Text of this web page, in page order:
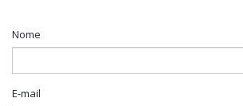
Nome
E-mail